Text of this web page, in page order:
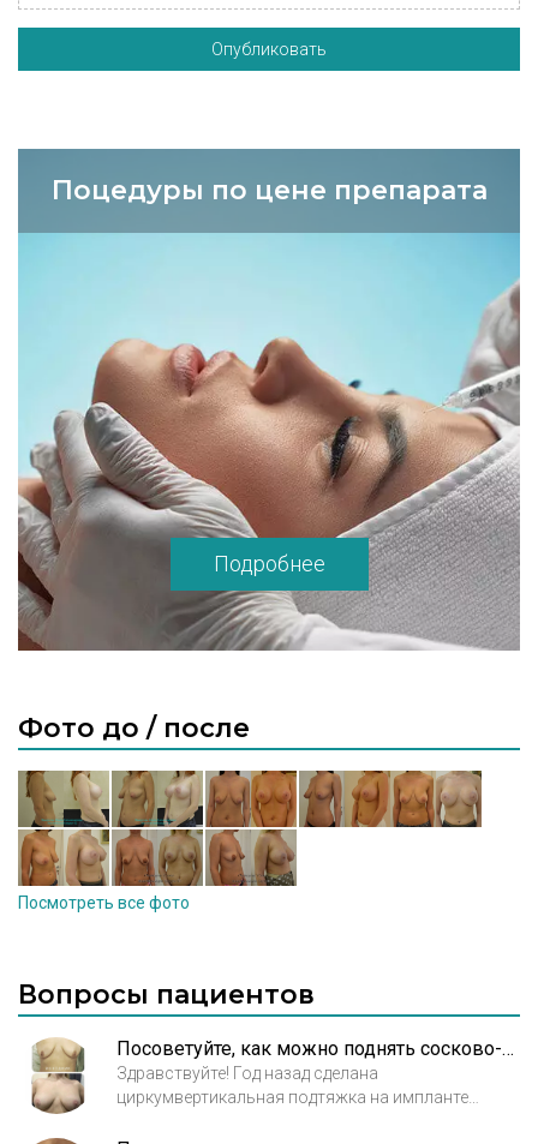
Опубликовать
Поцедуры по цене препарата
Подробнее
Фото до / после
Посмотреть все фото
Вопросы пациентов
Посоветуйте, как можно поднять сосково-ареолярный комплекс после подтяжки груди?
Здравствуйте! Год назад сделана
циркумвертикальная подтяжка на импланте